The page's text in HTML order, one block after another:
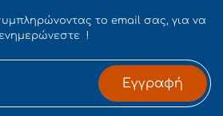
το email σας, για να
ενημερώνεστε !
Εγγραφή